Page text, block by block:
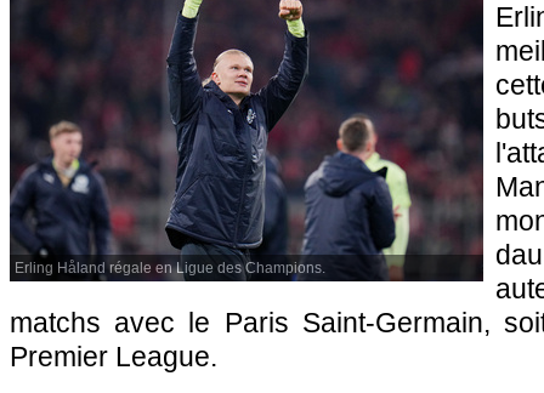
Erling Håland régale en Ligue des Champions.
matchs avec le Paris Saint-Germain,
Premier League.